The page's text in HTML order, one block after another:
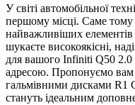
У світі автомобільної
першому місці. Саме тому
найважливіших
шукаєте високоякісні,
для вашого Infiniti Q50 2.0
адресою. Пропонуємо вам
гальмівними дисками R1
стануть ідеальним